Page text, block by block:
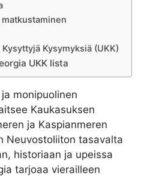
Kysymyksiä (UKK)
UKK lista
monipuolinen
Kaukasuksen
ja Kaspianmeren
Neuvostoliiton tasavalta
historiaan ja upeissa
tarjoaa vierailleen